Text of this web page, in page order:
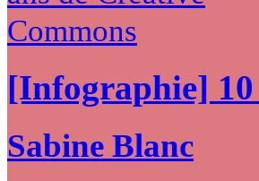
[Infographie] 10
Sabine Blanc